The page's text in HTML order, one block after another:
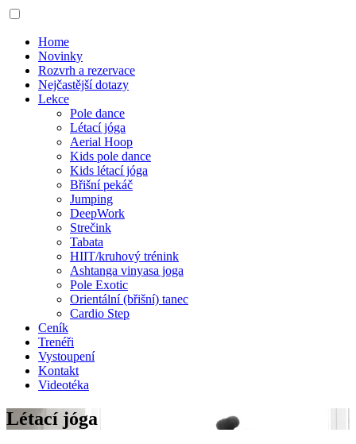
Home
Novinky
Rozvrh a rezervace
Nejčastější dotazy
Lekce
Pole dance
Létací jóga
Aerial Hoop
Kids pole dance
Kids létací jóga
Břišní pekáč
Jumping
DeepWork
Strečink
Tabata
HIIT/kruhový trénink
Ashtanga vinyasa joga
Pole Exotic
Orientální (břišní) tanec
Cardio Step
Ceník
Trenéři
Vystoupení
Kontakt
Videotéka
Létací jóga